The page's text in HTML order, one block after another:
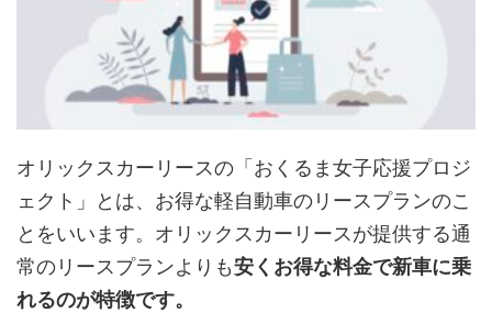
オリックスカーリースの「おくるま女子応援プロジ
ェクト」とは、お得な軽自動車のリースプランのこ
とをいいます。オリックスカーリースが提供する通
常のリースプランよりも安くお得な料金で新車に乗
れるのが特徴です。